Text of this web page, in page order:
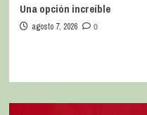
Una opción increíble
agosto 7, 2026 0